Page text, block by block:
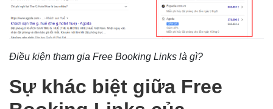
Điều kiện tham gia Free Booking Links là gì?
Sự khác biệt giữa Free